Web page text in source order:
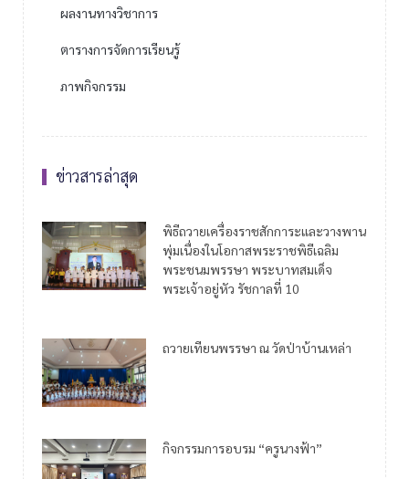
ผลงานทางวิชาการ
ตารางการจัดการเรียนรู้
ภาพกิจกรรม
ข่าวสารล่าสุด
พิธีถวายเครื่องราชสักการะและวางพาน
พุ่มเนื่องในโอกาสพระราชพิธีเฉลิม
พระชนมพรรษา พระบาทสมเด็จ
พระเจ้าอยู่หัว รัชกาลที่ 10
ถวายเทียนพรรษา ณ วัดป่าบ้านเหล่า
กิจกรรมการอบรม “ครูนางฟ้า”